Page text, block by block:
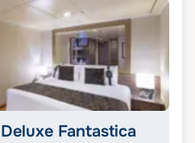
Fantastica